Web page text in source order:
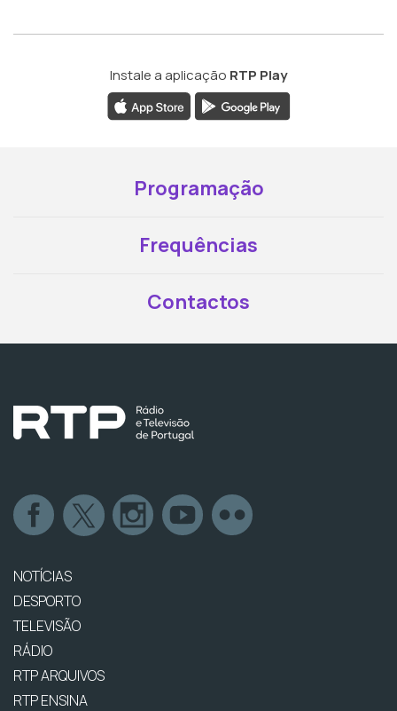
Instale a aplicação RTP Play
Programação
Frequências
Contactos
NOTÍCIAS
DESPORTO
TELEVISÃO
RÁDIO
RTP ARQUIVOS
RTP ENSINA